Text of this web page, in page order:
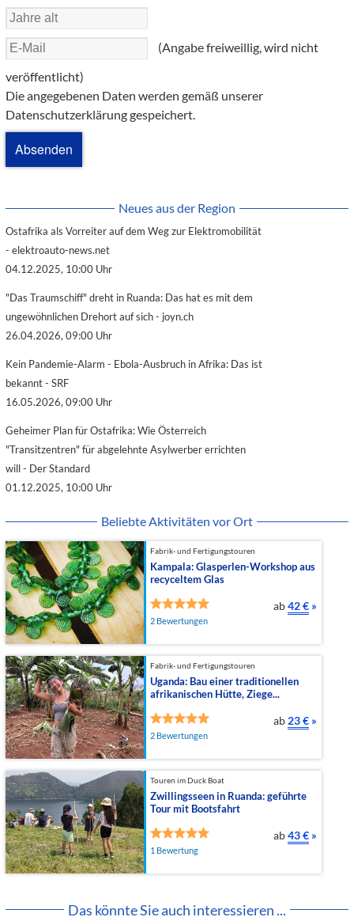
(Angabe freiweillig, wird nicht
veröffentlicht)
Die angegebenen Daten werden gemäß unserer
Datenschutzerklärung gespeichert.
Neues aus der Region
Ostafrika als Vorreiter auf dem Weg zur Elektromobilität
- elektroauto-news.net
04.12.2025, 10:00 Uhr
"Das Traumschiff" dreht in Ruanda: Das hat es mit dem
ungewöhnlichen Drehort auf sich - joyn.ch
26.04.2026, 09:00 Uhr
Kein Pandemie-Alarm - Ebola-Ausbruch in Afrika: Das ist
bekannt - SRF
16.05.2026, 09:00 Uhr
Geheimer Plan für Ostafrika: Wie Österreich
"Transitzentren" für abgelehnte Asylwerber errichten
will - Der Standard
01.12.2025, 10:00 Uhr
Beliebte Aktivitäten vor Ort
Fabrik- und Fertigungstouren
Kampala: Glasperlen-Workshop aus
recyceltem Glas
2 Bewertungen
ab42 € »
Fabrik- und Fertigungstouren
Uganda: Bau einer traditionellen
afrikanischen Hütte, Ziege...
2 Bewertungen
ab 23 € »
Touren im Duck Boat
Zwillingsseen in Ruanda: geführte
Tour mit Bootsfahrt
1 Bewertung
ab43 € »
Das könnte Sie auch interessieren ...